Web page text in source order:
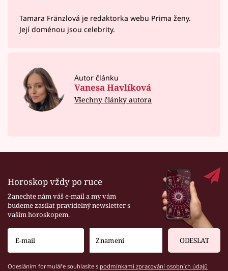
Tamara Fränzlová je redaktorka webu Prima ženy.
Její doménou jsou celebrity.
Autor článku
Vanesa Havlíková
Všechny články autora
Horoskop vždy po ruce
Zanechte nám váš e-mail a my vám
budeme zasílat pravidelný newsletter s
vaším horoskopem.
ODESLAT
Odesláním formuláře souhlasíte s podmínkami zpracování osobních údajů